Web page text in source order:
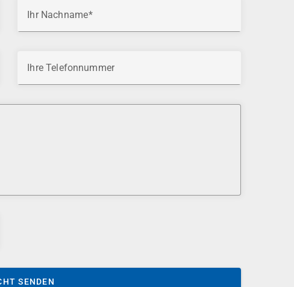
Ihr Nachname
Ihre Telefonnummer
SENDEN